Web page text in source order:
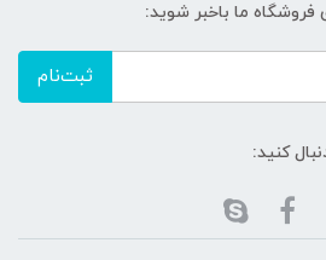
ما باخبر شوید:
ثبت‌نام
کنید: